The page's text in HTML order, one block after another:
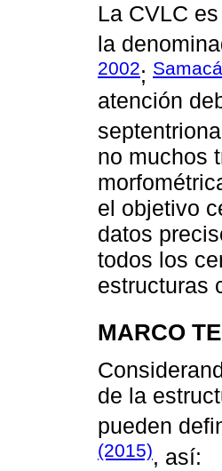
La CVLC
la
2002;
atención
no muchos
el objetivo
datos
todos los
estructuras
MARCO
de la
pueden
(2015), así: